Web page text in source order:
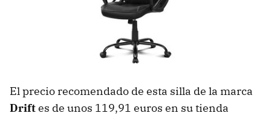
El precio recomendado de esta silla de la marca
Driftes de unos 119,91 euros en su tienda